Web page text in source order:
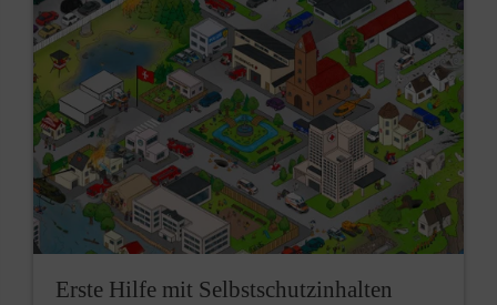
Erste Hilfe mit Selbstschutzinhalten